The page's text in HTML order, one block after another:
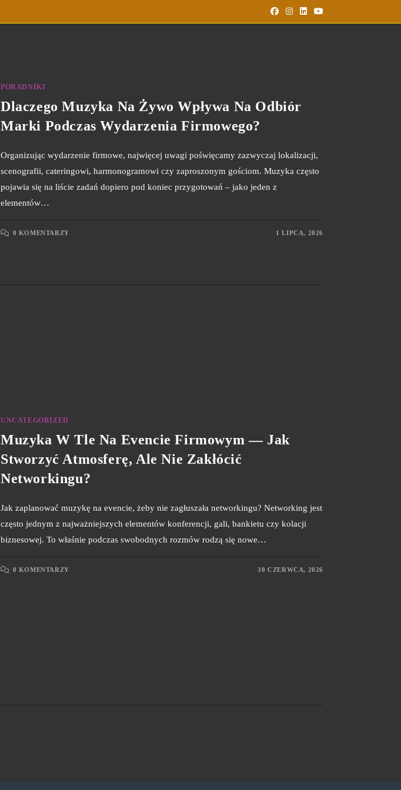
PORADNIKI
Dlaczego Muzyka Na Żywo Wpływa Na Odbiór
Marki Podczas Wydarzenia Firmowego?
Organizując wydarzenie firmowe, najwięcej uwagi poświęcamy zazwyczaj lokalizacji,
scenografii, cateringowi, harmonogramowi czy zaproszonym gościom. Muzyka często
pojawia się na liście zadań dopiero pod koniec przygotowań – jako jeden z
elementów…
0 KOMENTARZY 1 LIPCA, 2026
UNCATEGORIZED
Muzyka W Tle Na Evencie Firmowym — Jak
Stworzyć Atmosferę, Ale Nie Zakłócić
Networkingu?
Jak zaplanować muzykę na evencie, żeby nie zagłuszała networkingu? Networking jest
często jednym z najważniejszych elementów konferencji, gali, bankietu czy kolacji
biznesowej. To właśnie podczas swobodnych rozmów rodzą się nowe…
0 KOMENTARZY 30 CZERWCA, 2026